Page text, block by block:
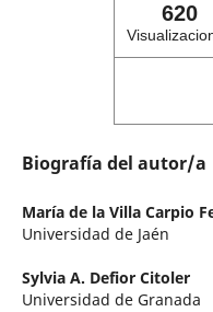
620
Biografía del autor/a
María de la Villa Carpio
Universidad de Jaén
Sylvia A. Defior Citoler
Universidad de Granada